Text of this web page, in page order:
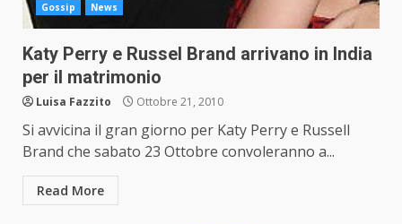
Gossip News
Katy Perry e Russel Brand arrivano in India
per il matrimonio
Luisa Fazzito Ottobre 21, 2010
Si avvicina il gran giorno per Katy Perry e Russell
Brand che sabato 23 Ottobre convoleranno a...
Read More